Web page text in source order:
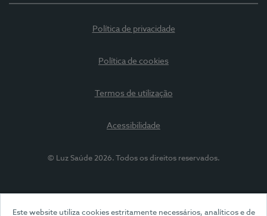
Este website utiliza cookies estritamente necessários, analíticos e de
Política de privacidade
Política de cookies
Termos de utilização
Acessibilidade
© Luz Saúde 2026. Todos os direitos reservados.